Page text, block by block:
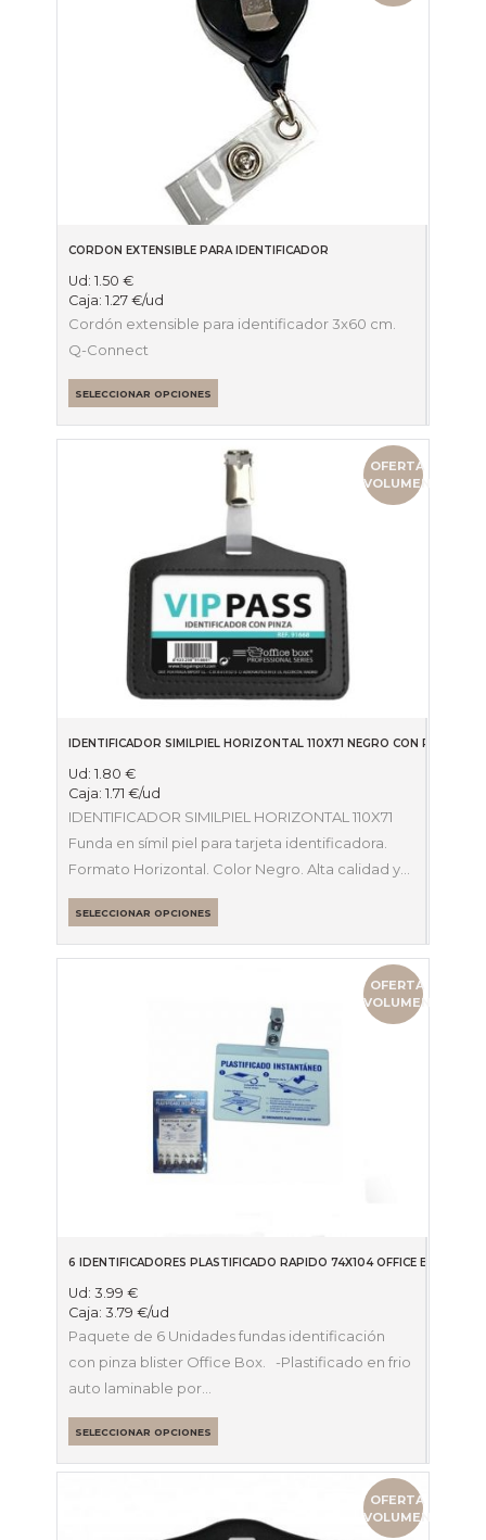
CORDON EXTENSIBLE PARA IDENTIFICADOR
Ud:1.50€
Caja:1.27€/ud
Cordón extensible para identificador 3x60 cm.
Q-Connect
SELECCIONAR OPCIONES
OFERTA
VOLUMEN
IDENTIFICADOR SIMILPIEL HORIZONTAL 110X71 NEGRO CON PINZA
Ud:1.80€
Caja:1.71€/ud
IDENTIFICADOR SIMILPIEL HORIZONTAL 110X71
Funda en símil piel para tarjeta identificadora.
Formato Horizontal. Color Negro. Alta calidad y…
SELECCIONAR OPCIONES
OFERTA
VOLUMEN
6 IDENTIFICADORES PLASTIFICADO RAPIDO 74X104 OFFICE BOX
Ud:3.99€
Caja:3.79€/ud
Paquete de 6 Unidades fundas identificación
con pinza blister Office Box. -Plastificado en frio
auto laminable por…
SELECCIONAR OPCIONES
OFERTA
VOLUMEN